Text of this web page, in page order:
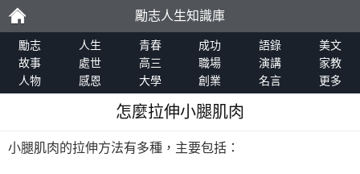
勵
志
勵志人生知識庫
勵志 人生 青春 成功 語錄
美文
故事
處世 高三 職場 演講
家教
人物
感恩 大學 創業 名言 更多
怎麼拉伸小腿肌肉
小腿肌肉的拉伸方法有多種，主要包括：